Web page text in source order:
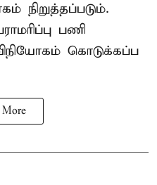
நிறுத்தப்படும்.
பணி
கொடுக்கப்ப